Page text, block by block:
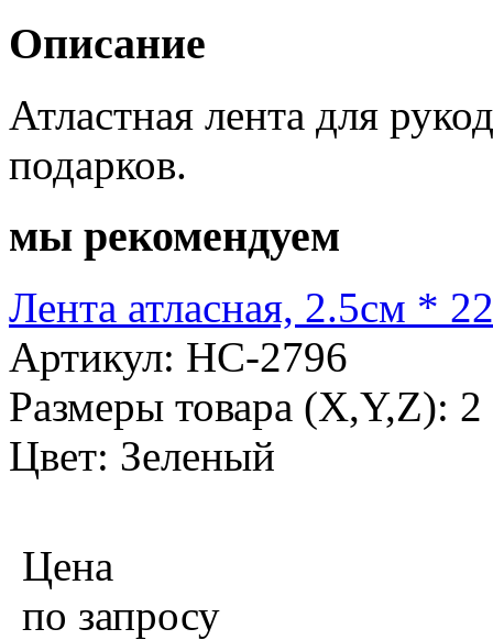
Описание
Атластная лента для
подарков.
мы рекомендуем
Лента атласная, 2.5см *
Артикул: НС-2796
Размеры товара (X,Y,Z):
Цвет: Зеленый
Цена
по запросу